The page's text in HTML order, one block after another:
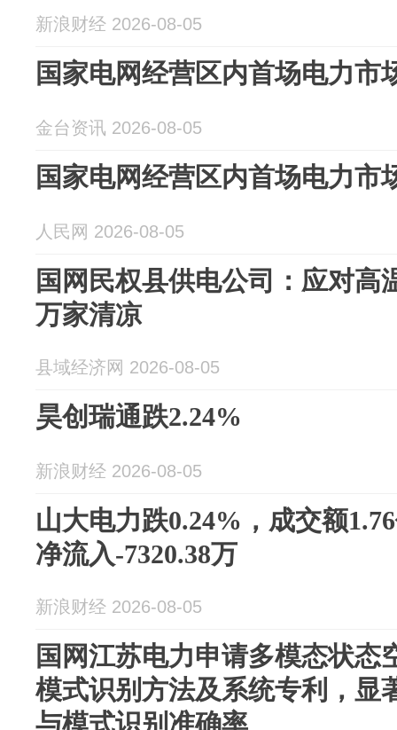
新浪财经 2026-08-05
国家电网经营区内首场电力市
金台资讯 2026-08-05
国家电网经营区内首场电力市
人民网 2026-08-05
国网民权县供电公司：应对高
万家清凉
县域经济网 2026-08-05
昊创瑞通跌2.24%
新浪财经 2026-08-05
山大电力跌0.24%，成交额
净流入-7320.38万
新浪财经 2026-08-05
国网江苏电力申请多模态状态
模式识别方法及系统专利，显
与模式识别准确率